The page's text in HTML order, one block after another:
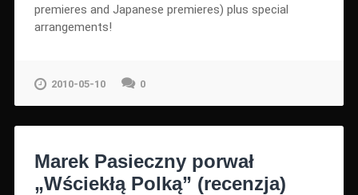
premieres and Japanese premieres) plus special
arrangements!
2010-05-10 0
Marek Pasieczny porwał
„Wściekłą Polką” (recenzja)